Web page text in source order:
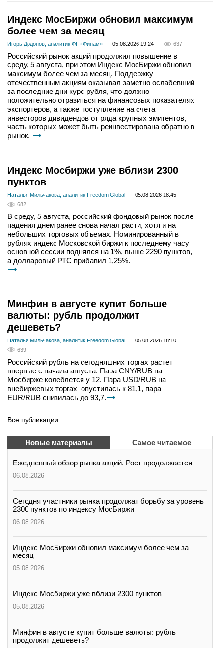
Индекс МосБиржи обновил максимум
более чем за месяц
Игорь Додонов, аналитик ФГ «Финам» 05.08.2026 19:24 637
Российский рынок акций продолжил повышение в
среду, 5 августа, при этом Индекс МосБиржи обновил
максимум более чем за месяц. Поддержку
отечественным акциям оказывал заметно ослабевший
за последние дни курс рубля, что должно
положительно отразиться на финансовых показателях
экспортеров, а также поступление на счета
инвесторов дивидендов от ряда крупных эмитентов,
часть которых может быть реинвестирована обратно в
рынок.
Индекс Мосбиржи уже вблизи 2300
пунктов
Наталья Мильчакова, аналитик Freedom Global
05.08.2026 18:45
682
В среду, 5 августа, российский фондовый рынок после
падения днем ранее снова начал расти, хотя и на
небольших торговых объемах. Номинированный в
рублях индекс Московской биржи к последнему часу
основной сессии поднялся на 1%, выше 2290 пунктов,
а долларовый РТС прибавил 1,25%.
Минфин в августе купит больше
валюты: рубль продолжит
дешеветь?
Наталья Мильчакова, аналитик Freedom Global
05.08.2026 18:10
639
Российский рубль на сегодняшних торгах растет
впервые с начала августа. Пара CNY/RUB на
Мосбирже колеблется у 12. Пара USD/RUB на
внебиржевых торгах опустилась к 81,1, пара
EUR/RUB снизилась до 93,7.
Все публикации
Новые материалы Самое читаемое
Ежедневный обзор рынка акций. Рост продолжается
06.08.2026
Сегодня участники рынка продолжат борьбу за уровень
2300 пунктов по индексу МосБиржи
06.08.2026
Индекс МосБиржи обновил максимум более чем за
месяц
05.08.2026
Индекс Мосбиржи уже вблизи 2300 пунктов
05.08.2026
Минфин в августе купит больше валюты: рубль
продолжит дешеветь?